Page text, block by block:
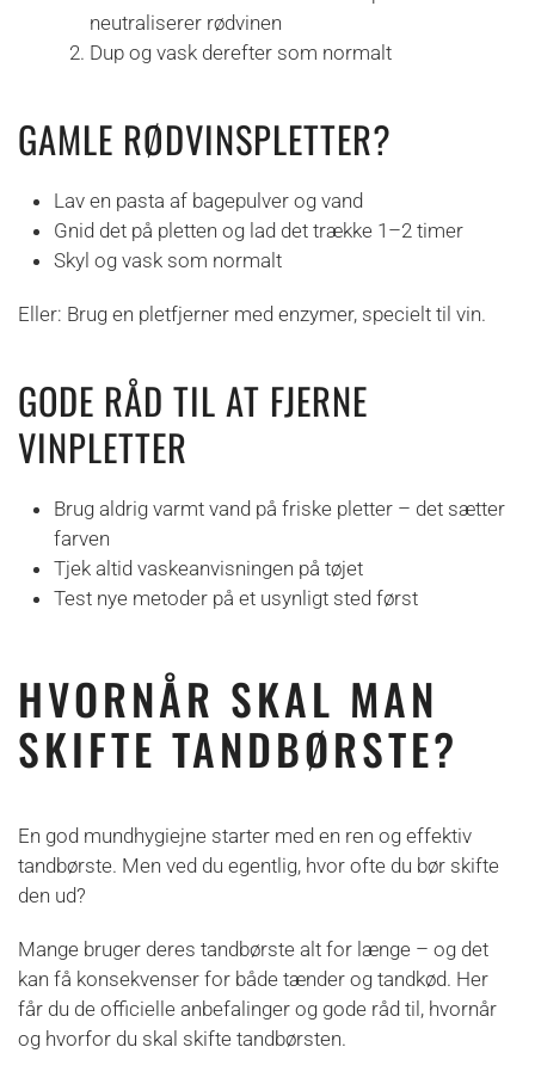
neutraliserer rødvinen
Dup og vask derefter som normalt
GAMLE RØDVINSPLETTER?
Lav en pasta af bagepulver og vand
Gnid det på pletten og lad det trække 1–2 timer
Skyl og vask som normalt
Eller: Brug en pletfjerner med enzymer, specielt til vin.
GODE RÅD TIL AT FJERNE
VINPLETTER
Brug aldrig varmt vand på friske pletter – det sætter
farven
Tjek altid vaskeanvisningen på tøjet
Test nye metoder på et usynligt sted først
HVORNÅR SKAL MAN
SKIFTE TANDBØRSTE?
En god mundhygiejne starter med en ren og effektiv
tandbørste. Men ved du egentlig, hvor ofte du bør skifte
den ud?
Mange bruger deres tandbørste alt for længe – og det
kan få konsekvenser for både tænder og tandkød. Her
får du de officielle anbefalinger og gode råd til, hvornår
og hvorfor du skal skifte tandbørsten.